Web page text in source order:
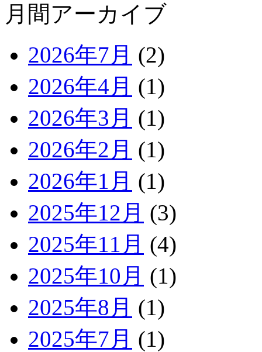
月間アーカイブ
2026年7月 (2)
2026年4月 (1)
2026年3月 (1)
2026年2月 (1)
2026年1月 (1)
2025年12月 (3)
2025年11月 (4)
2025年10月 (1)
2025年8月 (1)
2025年7月 (1)